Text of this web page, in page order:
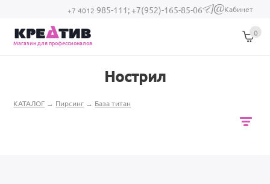
Перейти к основному содержанию
+7 4012 985-111;+7(952)-165-85-06
(link sends e-
Кабинет
Магазин для профессионалов
0
Нострил
Вы здесь
КАТАЛОГ → Пирсинг → База титан